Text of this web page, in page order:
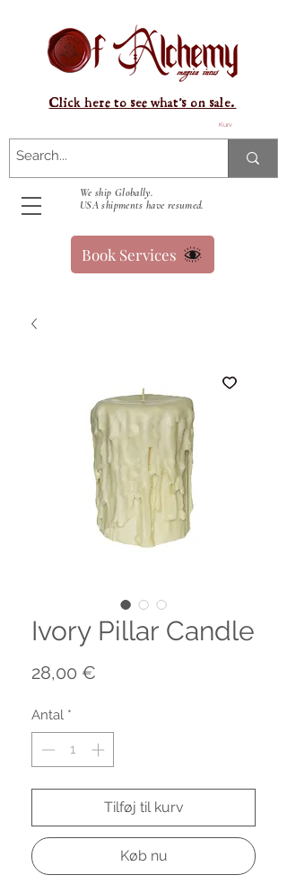
Kurv
We ship Globally.
USA shipments have resumed.
Click here to see what's on sale.
Book Services
Ivory Pillar Candle
28,00 €
Antal *
Tilføj til kurv
Køb nu